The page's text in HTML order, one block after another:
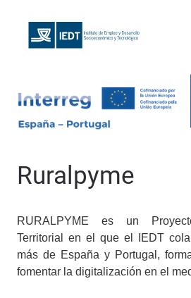
Ruralpyme
RURALPYME es un
Territorial en el que el IEDT
más de España y Portugal,
fomentar la digitalización en el